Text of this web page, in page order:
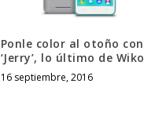
Ponle color al otoño con
‘Jerry’, lo último de Wiko
16 septiembre, 2016